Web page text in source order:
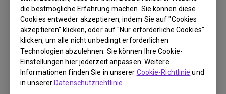
die bestmögliche Erfahrung machen. Sie können diese
Cookies entweder akzeptieren, indem Sie auf "Cookies
akzeptieren" klicken, oder auf "Nur erforderliche Cookies"
klicken, um alle nicht unbedingt erforderlichen
Technologien abzulehnen. Sie können Ihre Cookie-
Einstellungen hier jederzeit anpassen. Weitere
Informationen finden Sie in unserer Cookie-Richtlinie und
in unsererDatenschutzrichtlinie
Muss ich den WHQL-Treiber (Windows
Hardware Quality Labs) in Windows für
meinen BenQ-Monitor installieren? Gibt es
eine aktualisierte Version des WHQL-
Treibers?